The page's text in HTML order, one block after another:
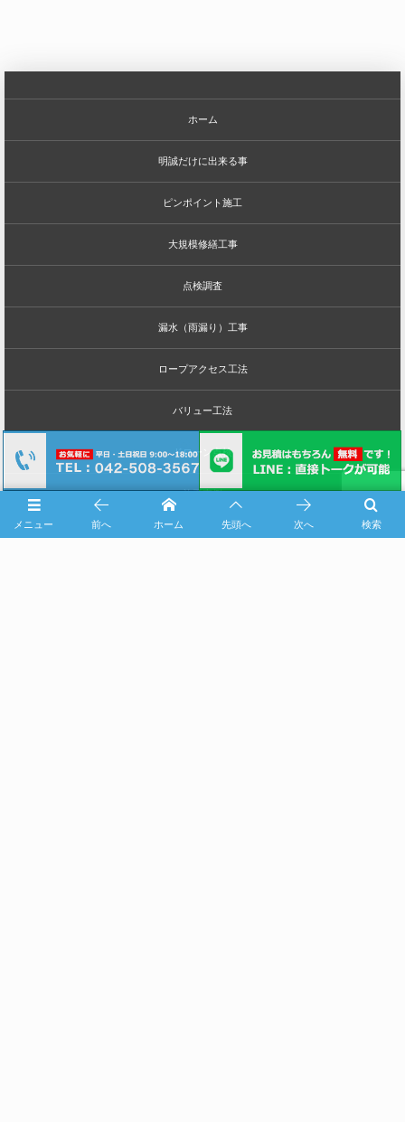
ホーム
明誠だけに出来る事
ピンポイント施工
大規模修繕工事
点検調査
漏水（雨漏り）工事
ロープアクセス工法
バリュー工法
ドローン点検
施工事例
メニュー 検索
前へ ホーム 先頭へ 次へ